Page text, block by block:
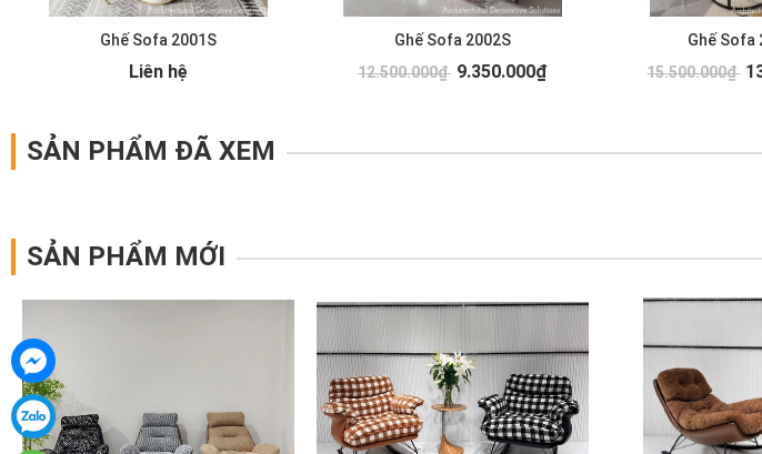
Ghế Sofa 2001S
Liên hệ
Ghế Sofa 2002S
12.500.000₫ 9.350.000₫
Ghế Sofa
15.500.000₫
SẢN PHẨM ĐÃ XEM
SẢN PHẨM MỚI